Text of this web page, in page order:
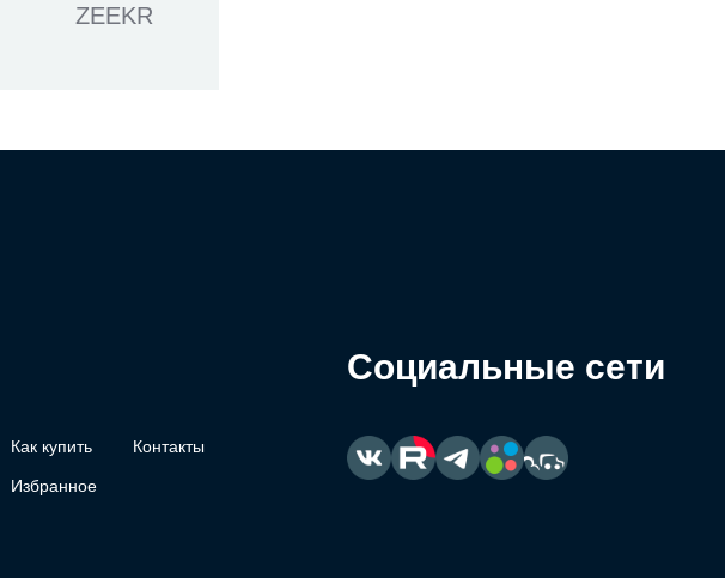
ZEEKR
Как купить Контакты
Избранное
Социальные сети